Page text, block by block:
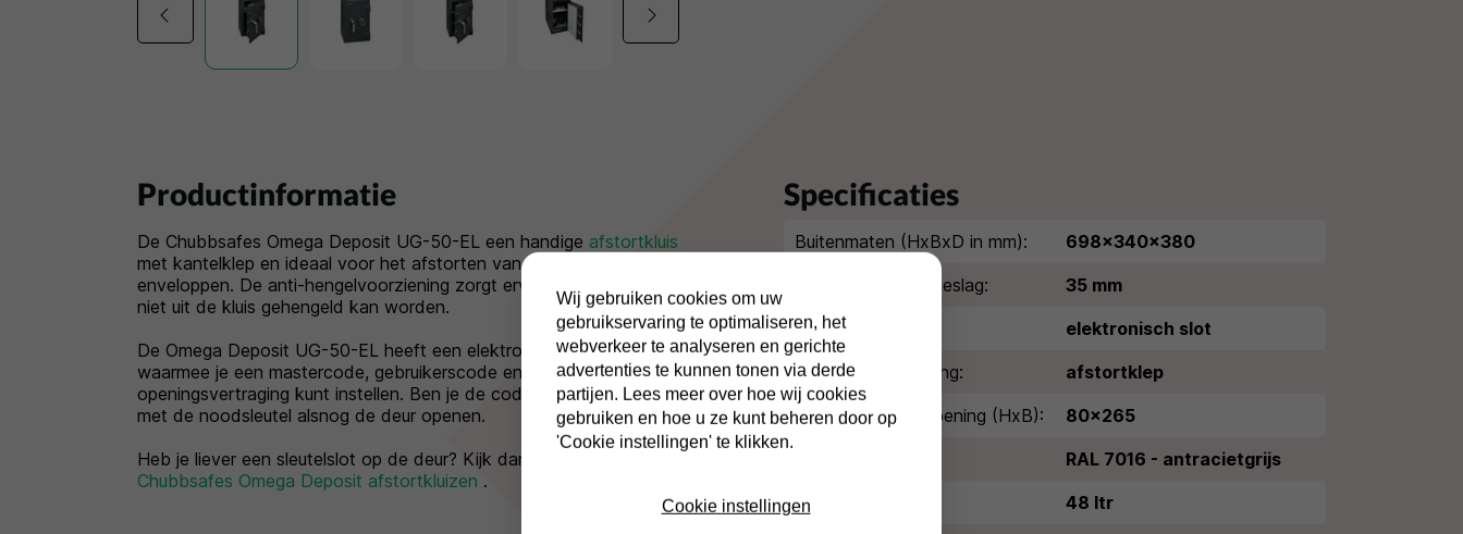
Productinformatie
De Chubbsafes Omega Deposit UG-50-EL een handige afstortkluis
met kantelklep en ideaal voor het afstorten van los geld of
enveloppen. De anti-hengelvoorziening zorgt ervoor dat het geld
niet uit de kluis gehengeld kan worden.
De Omega Deposit UG-50-EL heeft een elektronisch op de deur
waarmee je een mastercode, gebruikerscode en
openingsvertraging kunt instellen. Ben je de code kwijt? Dan kun je
met de noodsleutel alsnog de deur openen.
Heb je liever een sleutelslot op de deur? Kijk dan bij de
Chubbsafes Omega Deposit afstortkluizen .
Specificaties
Buitenmaten (HxBxD in mm):
698x340x380
Extra diepte kluisbeslag:
35 mm
Type slot:
elektronisch slot
Type afstortopening:
afstortklep
Afmeting inwerpopening (HxB):
80x265
RAL 7016 - antracietgrijs
Volume:
48 ltr
Wij gebruiken cookies om uw
gebruikservaring te optimaliseren, het
webverkeer te analyseren en gerichte
advertenties te kunnen tonen via derde
partijen. Lees meer over hoe wij cookies
gebruiken en hoe u ze kunt beheren door op
'Cookie instellingen' te klikken.
Cookie instellingen